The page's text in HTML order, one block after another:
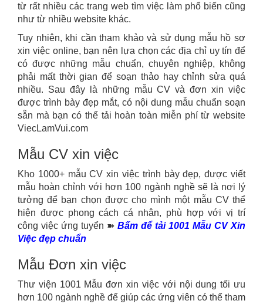
từ rất nhiều các trang web tìm việc làm phổ biến cũng
như từ nhiều website khác.
Tuy nhiên, khi cần tham khảo và sử dụng mẫu hồ sơ
xin việc online, bạn nên lựa chọn các địa chỉ uy tín để
có được những mẫu chuẩn, chuyên nghiệp, không
phải mất thời gian để soạn thảo hay chỉnh sửa quá
nhiều. Sau đây là những mẫu CV và đơn xin việc
được trình bày đẹp mắt, có nội dung mẫu chuẩn soạn
sẵn mà bạn có thể tải hoàn toàn miễn phí từ website
ViecLamVui.com
Mẫu CV xin việc
Kho 1000+ mẫu CV xin việc trình bày đẹp, được viết
mẫu hoàn chỉnh với hơn 100 ngành nghề sẽ là nơi lý
tưởng để bạn chọn được cho mình một mẫu CV thể
hiện được phong cách cá nhân, phù hợp với vị trí
công việc ứng tuyển ➽ Bấm để tải 1001 Mẫu CV Xin
Việc đẹp chuẩn
Mẫu Đơn xin việc
Thư viện 1001 Mẫu đơn xin việc với nội dung tối ưu
hơn 100 ngành nghề để giúp các ứng viên có thể tham